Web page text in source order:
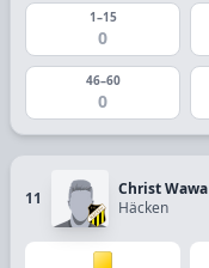
1–15
0
46–60
0
11
Christ Wawa
Häcken